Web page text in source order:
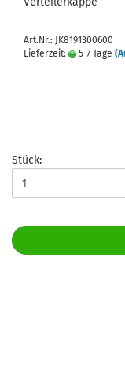
Art.Nr.: JK8191300600
Lieferzeit:
5-7 Tage
Stück: